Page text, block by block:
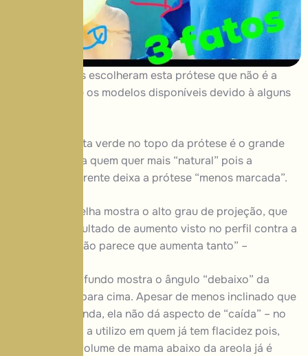
Duas pacientes escolheram esta próteseque não é a
preferida entre os modelos disponíveis devido à alguns
1) a primeira seta verde no topo da prótese é o grande
diferencial para quem quer mais “natural” pois a
angulação diferente deixa a prótese “menos marcada”.
2) A seta vermelha mostra o alto grau de projeção, que
da um bom resultado de aumento visto no perfil contra a
ideia de que “não parece que aumenta tanto” –
3) seta azul no fundo mostra o ângulo “debaixo” da
prótese que é para cima. Apesar de menos inclinado que
a prótese redonda, ela não dá aspecto de “caída” – no
entanto eu não a utilizo em quem já tem flacidez pois,
neste caso, o volume de mama abaixo da areola já é